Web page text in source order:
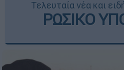
Τελευταία νέα και
ΡΩΣΙΚΟ